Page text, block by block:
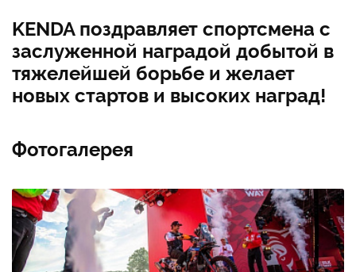
KENDA поздравляет спортсмена с
заслуженной наградой добытой в
тяжелейшей борьбе и желает
новых стартов и высоких наград!
Фотогалерея